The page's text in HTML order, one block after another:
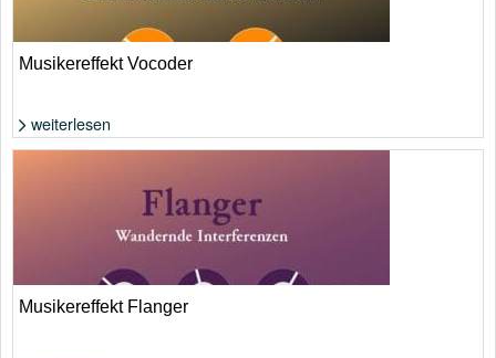
Musikereffekt Vocoder
weiterlesen
Musikereffekt Flanger